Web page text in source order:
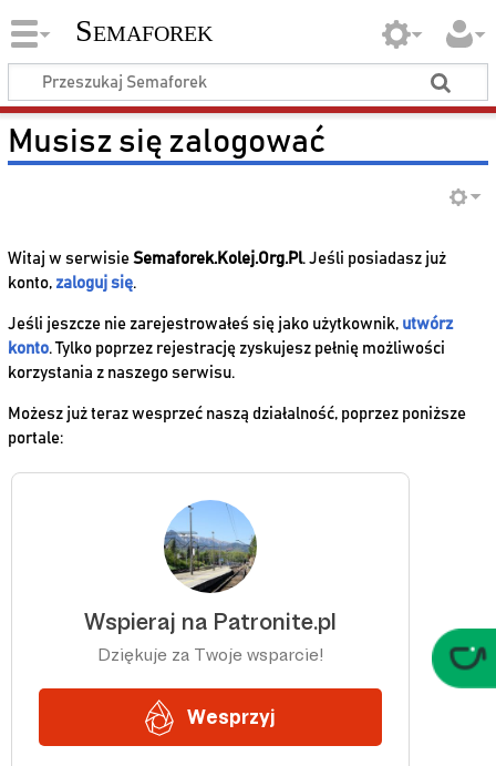
Semaforek
Musisz się zalogować
Witaj w serwisie Semaforek.Kolej.Org.Pl. Jeśli posiadasz już
konto, zaloguj się.
Jeśli jeszcze nie zarejestrowałeś się jako użytkownik, utwórz
konto. Tylko poprzez rejestrację zyskujesz pełnię możliwości
korzystania z naszego serwisu.
Możesz już teraz wesprzeć naszą działalność, poprzez poniższe
portale: